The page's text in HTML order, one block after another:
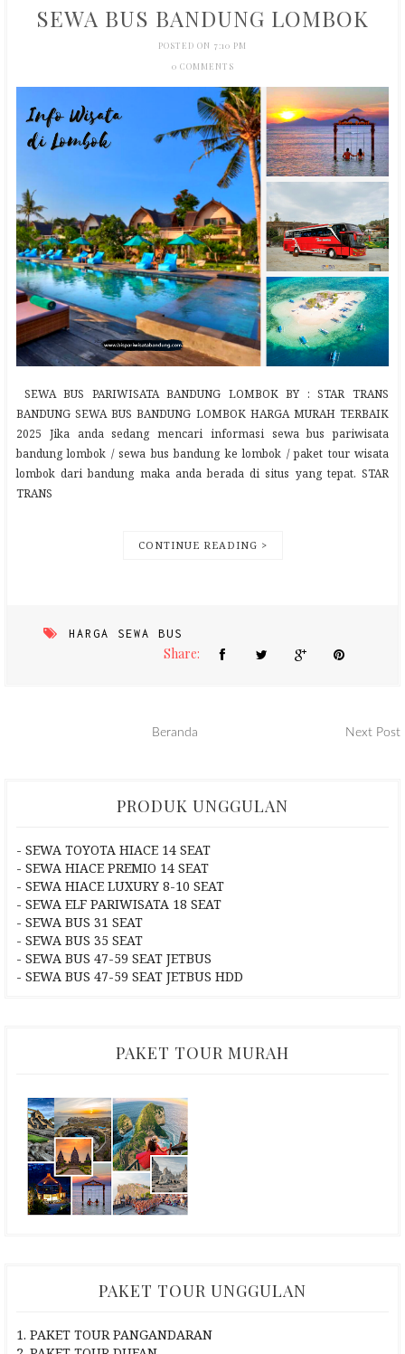
SEWA BUS BANDUNG LOMBOK
POSTED ON 7:10 PM
0 COMMENTS
SEWA BUS PARIWISATA BANDUNG LOMBOK BY : STAR TRANS
BANDUNG SEWA BUS BANDUNG LOMBOK HARGA MURAH TERBAIK
2025 Jika anda sedang mencari informasi sewa bus pariwisata
bandung lombok / sewa bus bandung ke lombok / paket tour wisata
lombok dari bandung maka anda berada di situs yang tepat. STAR
TRANS
CONTINUE READING >
HARGA SEWA BUS
Share:
Beranda Next Post
PRODUK UNGGULAN
- SEWA TOYOTA HIACE 14 SEAT
- SEWA HIACE PREMIO 14 SEAT
- SEWA HIACE LUXURY 8-10 SEAT
- SEWA ELF PARIWISATA 18 SEAT
- SEWA BUS 31 SEAT
- SEWA BUS 35 SEAT
- SEWA BUS 47-59 SEAT JETBUS
- SEWA BUS 47-59 SEAT JETBUS HDD
PAKET TOUR MURAH
PAKET TOUR UNGGULAN
1. PAKET TOUR PANGANDARAN